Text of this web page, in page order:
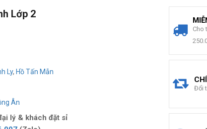
Lớp 2
Ly, Hồ Tấn Mẫn
Ân
lý & khách đặt sỉ
Cho
Đổi